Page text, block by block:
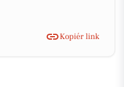
Kopiér link